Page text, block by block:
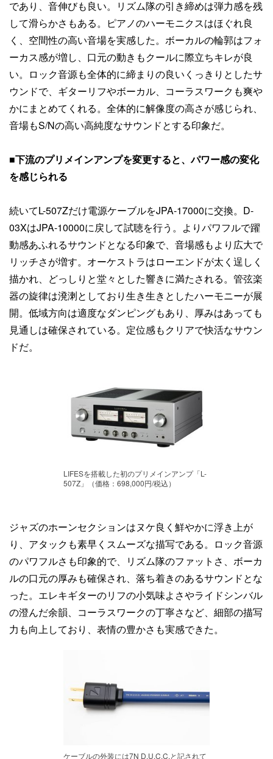
であり、音伸びも良い。リズム隊の引き締めは弾力感を残
して滑らかさもある。ピアノのハーモニクスはほぐれ良
く、空間性の高い音場を実感した。ボーカルの輪郭はフォ
ーカス感が増し、口元の動きもクールに際立ちキレが良
い。ロック音源も全体的に締まりの良いくっきりとしたサ
ウンドで、ギターリフやボーカル、コーラスワークも爽や
かにまとめてくれる。全体的に解像度の高さが感じられ、
音場もS/Nの高い高純度なサウンドとする印象だ。
■下流のプリメインアンプを変更すると、パワー感の変化
を感じられる
続いてL-507Zだけ電源ケーブルをJPA-17000に交換。D-
03XはJPA-10000に戻して試聴を行う。よりパワフルで躍
動感あふれるサウンドとなる印象で、音場感もより広大で
リッチさが増す。オーケストラはローエンドが太く逞しく
描かれ、どっしりと堂々とした響きに満たされる。管弦楽
器の旋律は溌溂としており生き生きとしたハーモニーが展
開。低域方向は適度なダンピングもあり、厚みはあっても
見通しは確保されている。定位感もクリアで快活なサウン
ドだ。
LIFESを搭載した初のプリメインアンプ「L-
507Z」（価格：698,000円/税込）
ジャズのホーンセクションはヌケ良く鮮やかに浮き上が
り、アタックも素早くスムーズな描写である。ロック音源
のパワフルさも印象的で、リズム隊のファットさ、ボーカ
ルの口元の厚みも確保され、落ち着きのあるサウンドとな
った。エレキギターのリフの小気味よさやライドシンバル
の澄んだ余韻、コーラスワークの丁寧さなど、細部の描写
力も向上しており、表情の豊かさも実感できた。
ケーブルの外装には7N D.U.C.C.と記されて